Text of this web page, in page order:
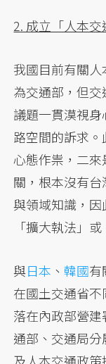
2. 成立「人本交
我國目前有關
為交通部，但
議題一貫漠視
路空間的訴求
心態作祟，二
關，根本沒有
與領域知識，
「擴大執法」
與日本 、韓國有
在國土交通省
落在內政部營
通部、交通局
及人本交通政